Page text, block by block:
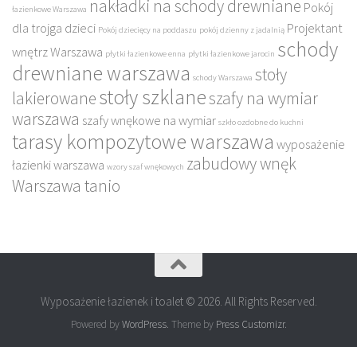
łazienkowe Warszawa nakładki na schody drewniane Pokój
dla trojga dzieci Pokój dziecięcy na poddaszu pokój dzienny z jadalnią Projektant
wnętrz Warszawa płytki łazienkowe enna płytki łazienkowe jarocin schody
drewniane warszawa schody Warszawa stoły
lakierowanestoły szklaneszafy na wymiar
warszawa szafy wnękowe na wymiar szkło ozdobne do kuchni
tarasy kompozytowe warszawa wyposażenie
łazienki warszawa wzory szaf wnękowych zabudowy wnęk
Warszawa tanio
Wyposażenie łazienek i toalet © 2026. All Rights Reserved.
Powered byWordPress. Theme by Press Customizr.